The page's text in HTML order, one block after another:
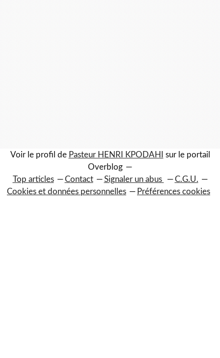
Voir le profil de Pasteur HENRI KPODAHI
sur le portail
Overblog
Top articles
Contact Signaler un abus
C.G.U.
Cookies et données personnelles
Préférences cookies